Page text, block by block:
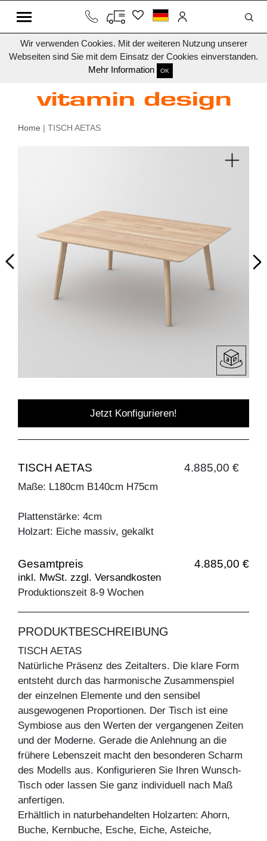
Wir verwenden Cookies. Mit der weiteren Nutzung unserer
Webseiten sind Sie mit dem Einsatz der Cookies einverstanden.
Mehr Information
OK
Home | TISCH AETAS
Jetzt Konfigurieren!
TISCH AETAS 4.885,00 €
Maße: L180cm B140cm H75cm
Plattenstärke: 4cm
Holzart: Eiche massiv, gekalkt
Gesamtpreis 4.885,00 €
inkl. MwSt. zzgl. Versandkosten
Produktionszeit 8-9 Wochen
PRODUKTBESCHREIBUNG
TISCH AETAS
Natürliche Präsenz des Zeitalters. Die klare Form
entsteht durch das harmonische Zusammenspiel
der einzelnen Elemente und den sensibel
ausgewogenen Proportionen. Der Tisch ist eine
Symbiose aus den Werten der vergangenen Zeiten
und der Moderne. Gerade die Anlehnung an die
frühere Lebenszeit macht den besonderen Scharm
des Modells aus. Konfigurieren Sie Ihren Wunsch-
Tisch oder lassen Sie ganz individuell nach Maß
anfertigen.
Erhältlich in naturbehandelten Holzarten: Ahorn,
Buche, Kernbuche, Esche, Eiche, Asteiche,